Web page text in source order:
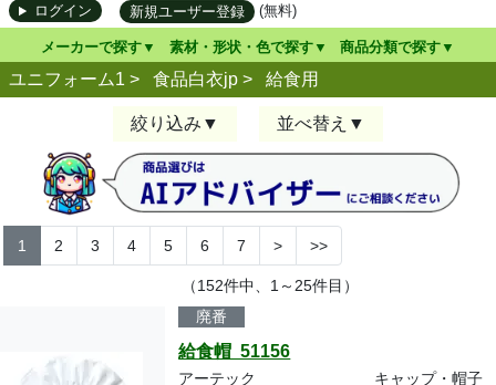
ログイン 新規ユーザー登録 (無料)
メーカーで探す 素材・形状・色で探す 商品分類で探す
ユニフォーム1 > 食品白衣jp > 給食用
絞り込み 並べ替え
1 2 3 4 5 6 7 > >>
（152件中、1～25件目）
廃番
給食帽 51156
アーテック
キャップ・帽子